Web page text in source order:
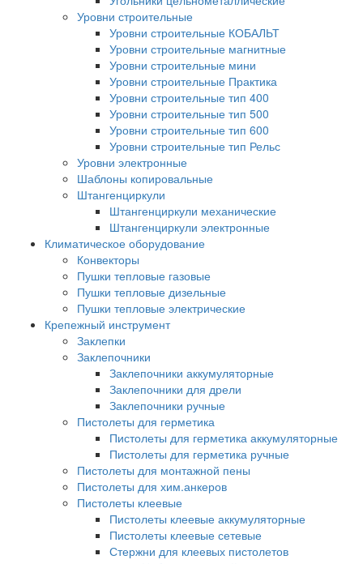
Уровни строительные
Уровни строительные КОБАЛЬТ
Уровни строительные магнитные
Уровни строительные мини
Уровни строительные Практика
Уровни строительные тип 400
Уровни строительные тип 500
Уровни строительные тип 600
Уровни строительные тип Рельс
Уровни электронные
Шаблоны копировальные
Штангенциркули
Штангенциркули механические
Штангенциркули электронные
Климатическое оборудование
Конвекторы
Пушки тепловые газовые
Пушки тепловые дизельные
Пушки тепловые электрические
Крепежный инструмент
Заклепки
Заклепочники
Заклепочники аккумуляторные
Заклепочники для дрели
Заклепочники ручные
Пистолеты для герметика
Пистолеты для герметика аккумуляторные
Пистолеты для герметика ручные
Пистолеты для монтажной пены
Пистолеты для хим.анкеров
Пистолеты клеевые
Пистолеты клеевые аккумуляторные
Пистолеты клеевые сетевые
Стержни для клеевых пистолетов